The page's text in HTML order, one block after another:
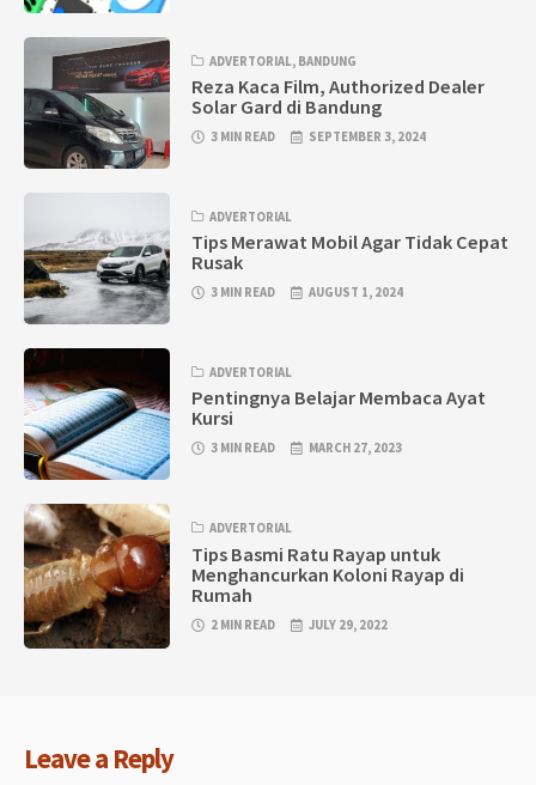
ADVERTORIAL, BANDUNG
Reza Kaca Film, Authorized Dealer
Solar Gard di Bandung
3 MIN READ SEPTEMBER 3, 2024
ADVERTORIAL
Tips Merawat Mobil Agar Tidak Cepat
Rusak
3 MIN READ AUGUST 1, 2024
ADVERTORIAL
Pentingnya Belajar Membaca Ayat
Kursi
3 MIN READ MARCH 27, 2023
ADVERTORIAL
Tips Basmi Ratu Rayap untuk
Menghancurkan Koloni Rayap di
Rumah
2 MIN READ JULY 29, 2022
Leave a Reply